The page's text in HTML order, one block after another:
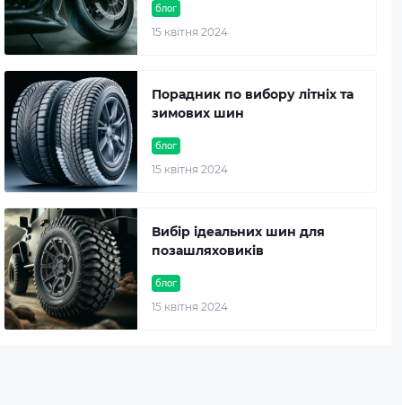
блог
15 квітня 2024
блог
15 квітня 2024
Порадник по вибору літніх та
зимових шин
блог
15 квітня 2024
Вибір ідеальних шин для
позашляховиків